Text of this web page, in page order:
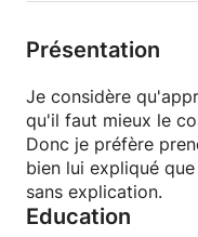
Présentation
Je considère
qu'il faut mieux le
Donc je préfère
bien lui expliqué
sans explication.
Education